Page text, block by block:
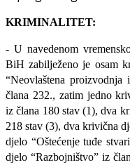
KRIMINALITET:
- U navedenom
BiH zabilježeno je osam
“Neovlaštena
člana 232., zatim jedno
iz člana 180 stav (1), dva
218 stav (3), dva krivična
djelo “Oštećenje tuđe
djelo “Razbojništvo” iz